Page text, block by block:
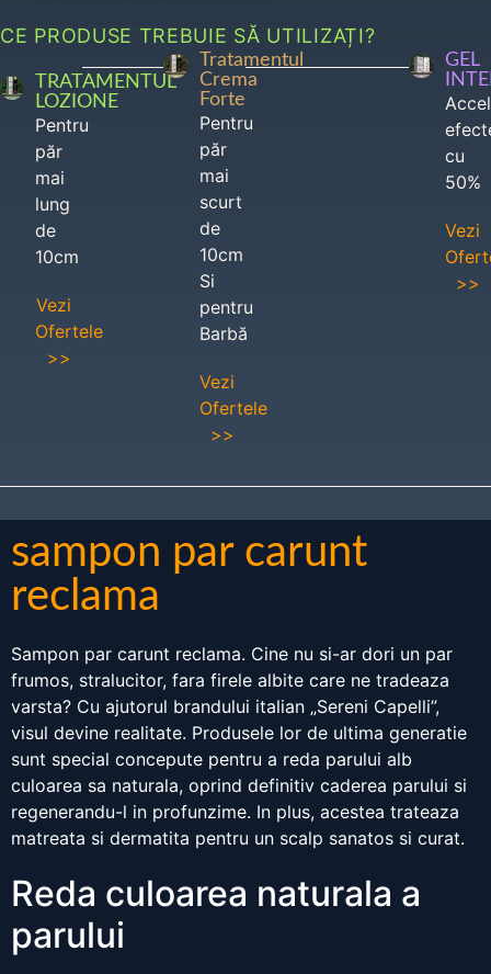
CE PRODUSE TREBUIE SĂ UTILIZAȚI?
TRATAMENTUL
LOZIONE
Pentru
păr
mai
lung
de
10cm
Vezi
Ofertele
>>
Tratamentul
Crema
Forte
Pentru
păr
mai
scurt
de
10cm
Si
pentru
Barbă
Vezi
Ofertele
>>
GEL
cu
50%
Vezi
>>
sampon par carunt
reclama
Sampon par carunt reclama. Cine nu si-ar dori un par
frumos, stralucitor, fara firele albite care ne tradeaza
varsta? Cu ajutorul brandului italian „Sereni Capelli”,
visul devine realitate. Produsele lor de ultima generatie
sunt special concepute pentru a reda parului alb
culoarea sa naturala, oprind definitiv caderea parului si
regenerandu-l in profunzime. In plus, acestea trateaza
matreata si dermatita pentru un scalp sanatos si curat.
Reda culoarea naturala a
parului